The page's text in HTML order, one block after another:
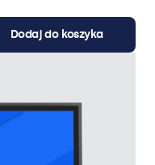
Dodaj do koszyka